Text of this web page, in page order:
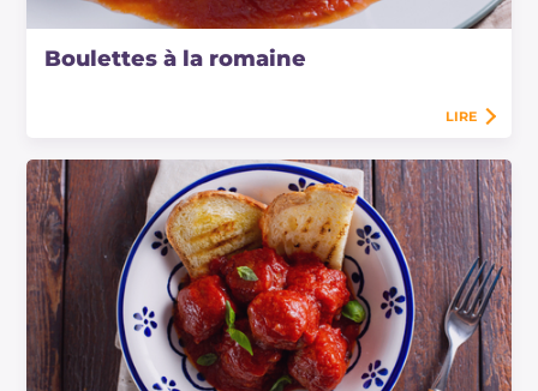
Boulettes à la romaine
LIRE